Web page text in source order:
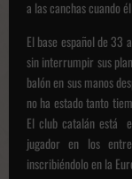
a las canchas cuando
El base español de 33
sin interrumpir sus
balón en sus manos
no ha estado tanto
El club catalán está
jugador en los
inscribiéndolo en la